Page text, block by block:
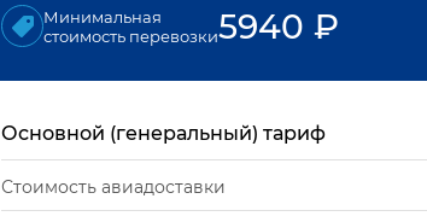
Минимальная
стоимость перевозки5940 ₽
Основной (генеральный) тариф
Стоимость авиадоставки